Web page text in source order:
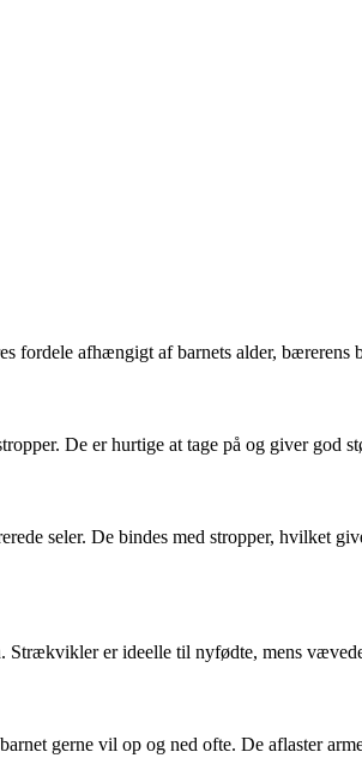
fordele afhængigt af barnets alder, bærerens
De er hurtige at tage på og giver
seler. De bindes med stropper,
Strækvikler er ideelle til nyfødte, mens
gerne vil op og ned ofte. De aflaster